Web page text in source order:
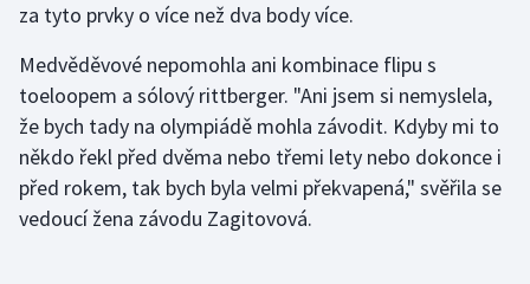
za tyto prvky o více než dva body více.
Medvěděvové nepomohla ani kombinace flipu s
toeloopem a sólový rittberger. "Ani jsem si nemyslela,
že bych tady na olympiádě mohla závodit. Kdyby mi to
někdo řekl před dvěma nebo třemi lety nebo dokonce i
před rokem, tak bych byla velmi překvapená," svěřila se
vedoucí žena závodu Zagitovová.